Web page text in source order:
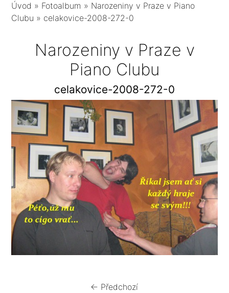
Úvod » Fotoalbum » Narozeniny v Praze v Piano
Clubu » celakovice-2008-272-0
Narozeniny v Praze v
Piano Clubu
celakovice-2008-272-0
← Předchozí